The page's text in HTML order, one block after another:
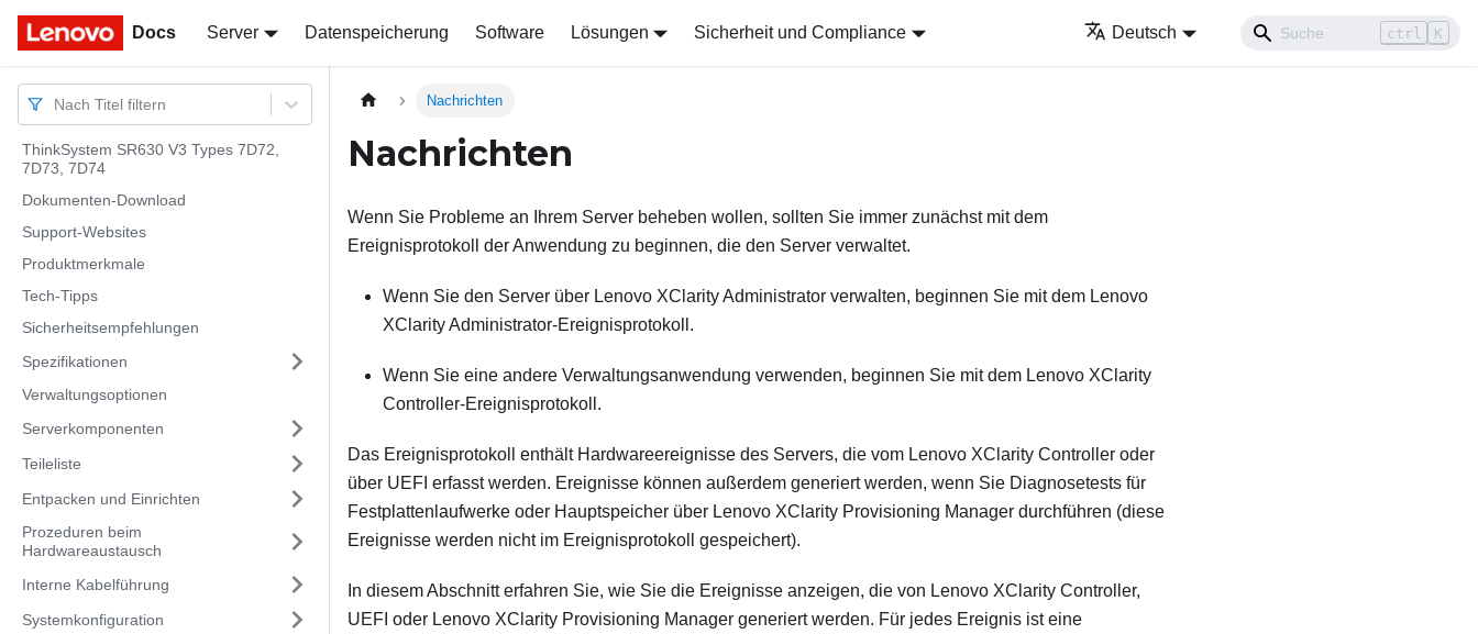
Docs Server Datenspeicherung Software Lösungen Sicherheit und Compliance Deutsch ctrl K
Docs
Nach Titel filtern
ThinkSystem SR630 V3 Types 7D72,
7D73, 7D74
Dokumenten-Download
Support-Websites
Produktmerkmale
Tech-Tipps
Sicherheitsempfehlungen
Spezifikationen
Verwaltungsoptionen
Serverkomponenten
Teileliste
Entpacken und Einrichten
Prozeduren beim
Hardwareaustausch
Interne Kabelführung
Systemkonfiguration
Nachrichten
Nachrichten
Wenn Sie Probleme an Ihrem Server beheben wollen, sollten Sie immer zunächst mit dem
Ereignisprotokoll der Anwendung zu beginnen, die den Server verwaltet.
Wenn Sie den Server über Lenovo XClarity Administrator verwalten, beginnen Sie mit dem Lenovo
XClarity Administrator-Ereignisprotokoll.
Wenn Sie eine andere Verwaltungsanwendung verwenden, beginnen Sie mit dem Lenovo XClarity
Controller-Ereignisprotokoll.
Das Ereignisprotokoll enthält Hardwareereignisse des Servers, die vom Lenovo XClarity Controller oder
über UEFI erfasst werden. Ereignisse können außerdem generiert werden, wenn Sie Diagnosetests für
Festplattenlaufwerke oder Hauptspeicher über Lenovo XClarity Provisioning Manager durchführen (diese
Ereignisse werden nicht im Ereignisprotokoll gespeichert).
In diesem Abschnitt erfahren Sie, wie Sie die Ereignisse anzeigen, die von Lenovo XClarity Controller,
UEFI oder Lenovo XClarity Provisioning Manager generiert werden. Für jedes Ereignis ist eine